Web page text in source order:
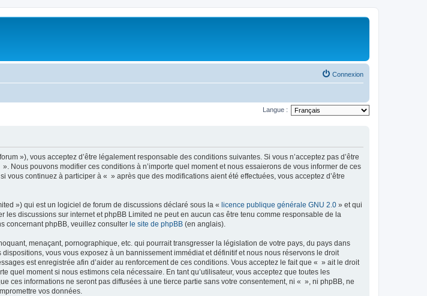
Connexion
Langue :
»), vous acceptez d’être légalement responsable des conditions suivantes. Si vous n’acceptez pas d’être
pouvons modifier ces conditions à n’importe quel moment et nous essaierons de vous informer de ces
continuez à participer à « » après que des modifications aient été effectuées, vous acceptez d’être
») qui est un logiciel de forum de discussions déclaré sous la « licence publique générale GNU 2.0 » et qui
les discussions sur internet et phpBB Limited ne peut en aucun cas être tenu comme responsable de la
concernant phpBB, veuillez consulter le site de phpBB (en anglais).
menaçant, pornographique, etc. qui pourrait transgresser la législation de votre pays, du pays dans
vous vous exposez à un bannissement immédiat et définitif et nous nous réservons le droit
est enregistrée afin d’aider au renforcement de ces conditions. Vous acceptez le fait que « » ait le droit
quel moment si nous estimons cela nécessaire. En tant qu’utilisateur, vous acceptez que toutes les
ces informations ne seront pas diffusées à une tierce partie sans votre consentement, ni « », ni phpBB, ne
vos données.